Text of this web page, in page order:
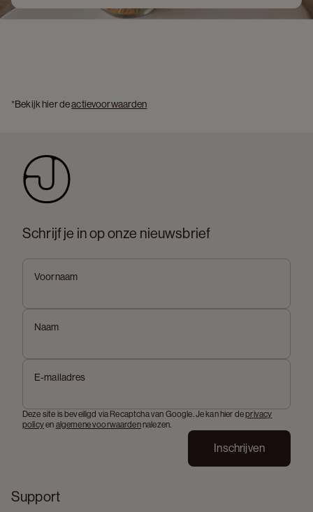
*Bekijk hier de actievoorwaarden
Support
Schrijf je in op onze nieuwsbrief
Voornaam
Naam
E-mailadres
Deze site is beveiligd via Recaptcha van Google. Je kan hier deprivacy
policyen algemene voorwaardennalezen.
Inschrijven